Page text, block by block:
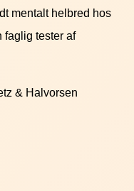
mentalt helbred hos
faglig tester af
& Halvorsen